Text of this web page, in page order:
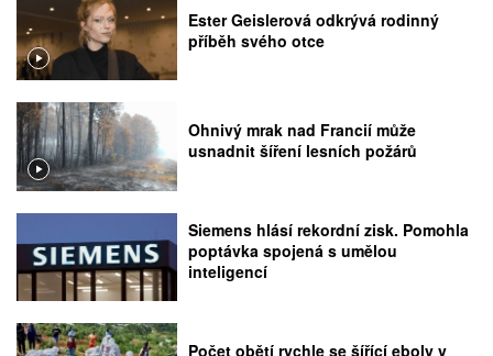
Ester Geislerová odkrývá rodinný
příběh svého otce
Ohnivý mrak nad Francií může
usnadnit šíření lesních požárů
Siemens hlásí rekordní zisk. Pomohla
poptávka spojená s umělou
inteligencí
Počet obětí rychle se šířící eboly v